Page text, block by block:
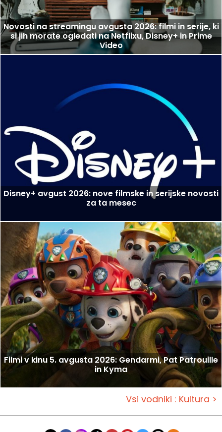
Novosti na streamingu avgusta 2026: filmi in serije, ki
si jih morate ogledati na Netflixu, Disney+ in Prime
Video
Disney+ avgust 2026: nove filmske in serijske novosti
za ta mesec
Filmi v kinu 5. avgusta 2026: Gendarmi, Pat Patrouille
in Kyma
Vsi vodniki : Kultura >